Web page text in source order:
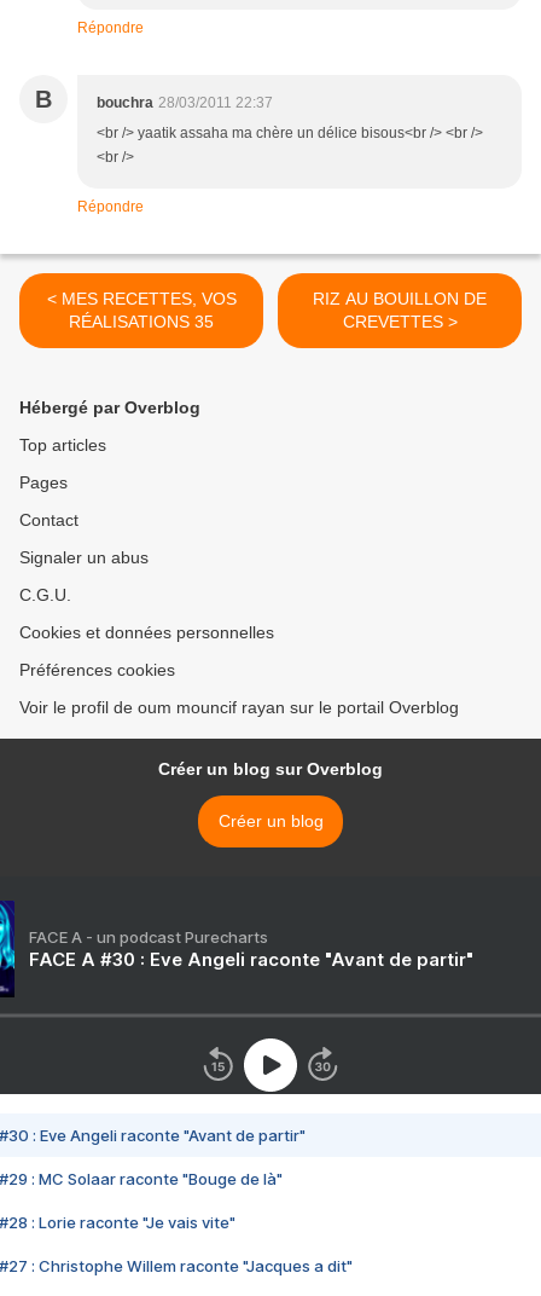
Répondre
B bouchra 28/03/2011 22:37
<br /> yaatik assaha ma chère un délice bisous<br /> <br />
<br />
Répondre
< MES RECETTES, VOS
RÉALISATIONS 35
RIZ AU BOUILLON DE
CREVETTES >
Hébergé par Overblog
Top articles
Pages
Contact
Signaler un abus
C.G.U.
Cookies et données personnelles
Préférences cookies
Voir le profil de oum mouncif rayan sur le portail Overblog
Créer un blog sur Overblog
Créer un blog
FACE A - un podcast Purecharts
FACE A #30 : Eve Angeli raconte "Avant de partir"
#30 : Eve Angeli raconte "Avant de partir"
#29 : MC Solaar raconte "Bouge de là"
#28 : Lorie raconte "Je vais vite"
#27 : Christophe Willem raconte "Jacques a dit"